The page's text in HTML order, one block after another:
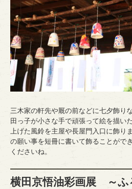
三木家の軒先や厩の前などに七夕飾り
田っ子が小さな手で頑張って絵を描い
上げた風鈴を主屋や長屋門入口に飾り
の願い事を短冊に書いて飾ることがで
くださいね。
横田京悟油彩画展 ～ふ